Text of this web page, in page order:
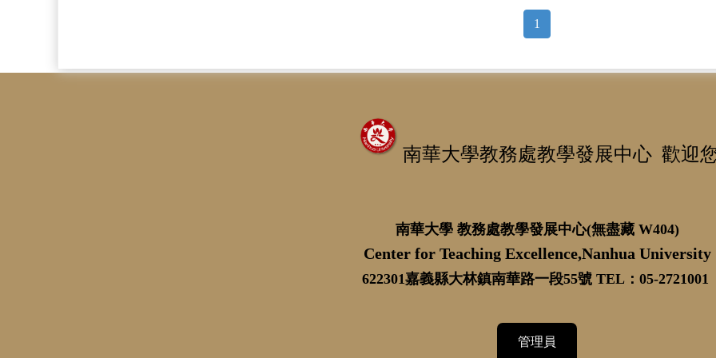
1
南華大學教務處教學發展中心 歡迎
南華大學 教務處教學發展中心(無盡藏 W404)
Center for Teaching Excellence,Nanhua University
622301嘉義縣大林鎮南華路一段55號 TEL：05-2721001
管理員